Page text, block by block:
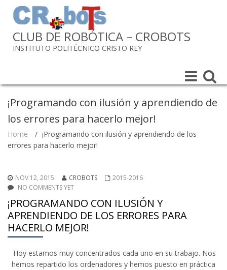
CLUB DE ROBÓTICA – CROBOTS
INSTITUTO POLITÉCNICO CRISTO REY
Toggle
Toggle
navigation
¡Programando con ilusión y aprendiendo de
los errores para hacerlo mejor!
Home / ¡Programando con ilusión y aprendiendo de los
errores para hacerlo mejor!
NOV 12, 2015 CROBOTS
2015-2016
NO COMMENTS YET
¡PROGRAMANDO CON ILUSIÓN Y
APRENDIENDO DE LOS ERRORES PARA
HACERLO MEJOR!
Hoy estamos muy concentrados cada uno en su trabajo. Nos
hemos repartido los ordenadores y hemos puesto en práctica